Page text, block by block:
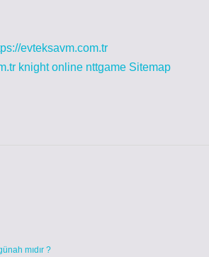
evteksavm.com.tr
knight online nttgame Sitemap
mıdır ?